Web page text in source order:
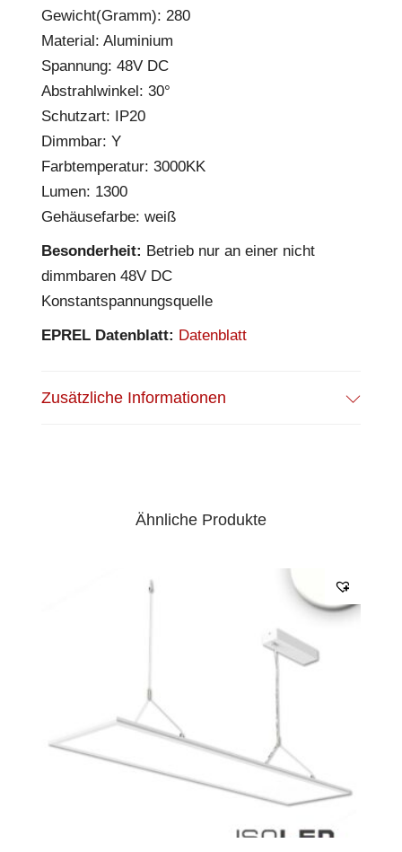
Gewicht(Gramm): 280
Material: Aluminium
Spannung: 48V DC
Abstrahlwinkel: 30°
Schutzart: IP20
Dimmbar: Y
Farbtemperatur: 3000KK
Lumen: 1300
Gehäusefarbe: weiß
Besonderheit: Betrieb nur an einer nicht
dimmbaren 48V DC
Konstantspannungsquelle
EPREL Datenblatt: Datenblatt
Zusätzliche Informationen
Ähnliche Produkte